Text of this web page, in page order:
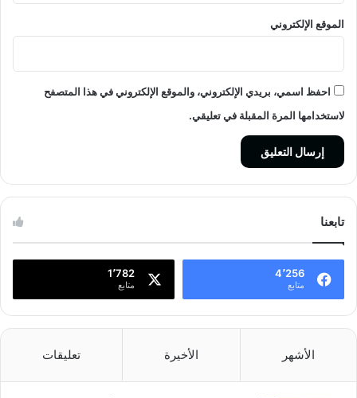
الموقع الإلكتروني
احفظ اسمي، بريدي الإلكتروني، والموقع الإلكتروني في هذا المتصفح
لاستخدامها المرة المقبلة في تعليقي.
تابعنا
4٬256
متابع
1٬782
متابع
الأشهر الأخيرة تعليقات